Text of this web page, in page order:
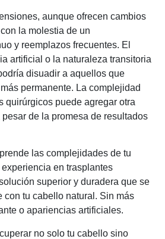
aunque ofrecen cambios
la molestia de un
y reemplazos frecuentes. El
artificial o la naturaleza transitoria
disuadir a aquellos que
permanente. La complejidad
quirúrgicos puede agregar otra
de la promesa de resultados
las complejidades de tu
en trasplantes
superior y duradera que se
con tu cabello natural. Sin más
o apariencias artificiales.
no solo tu cabello sino